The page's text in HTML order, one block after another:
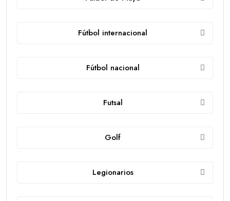
Fútbol internacional
Fútbol nacional
Futsal
Golf
Legionarios